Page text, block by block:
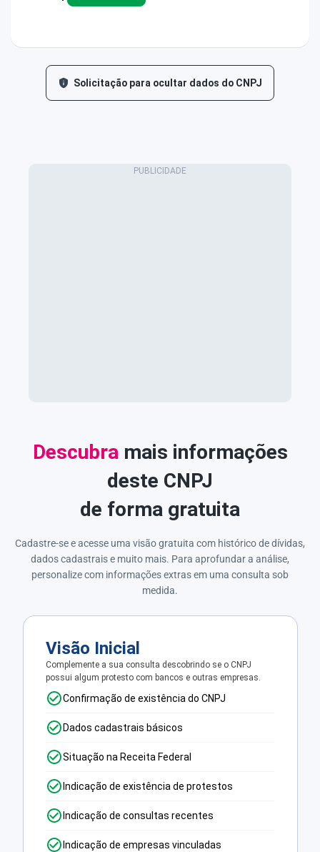
Solicitação para ocultar dados do CNPJ
Descubra mais informações
deste CNPJ
de forma gratuita
Cadastre-se e acesse uma visão gratuita com histórico de dívidas,
dados cadastrais e muito mais. Para aprofundar a análise,
personalize com informações extras em uma consulta sob
medida.
Visão Inicial
Complemente a sua consulta descobrindo se o CNPJ
possui algum protesto com bancos e outras empresas.
Confirmação de existência do CNPJ
Dados cadastrais básicos
Situação na Receita Federal
Indicação de existência de protestos
Indicação de consultas recentes
Indicação de empresas vinculadas